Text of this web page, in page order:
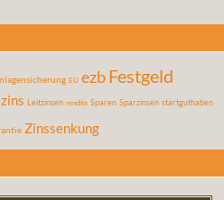
EU ezbFestgeld
Leitzinsen rendite Sparen Sparzinsen startguthaben
Zinssenkung